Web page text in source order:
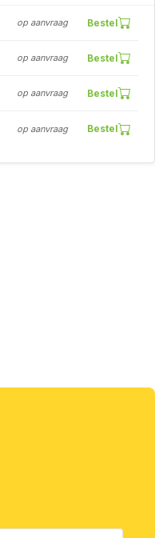
op aanvraag Bestel
op aanvraag Bestel
op aanvraag Bestel
op aanvraag Bestel